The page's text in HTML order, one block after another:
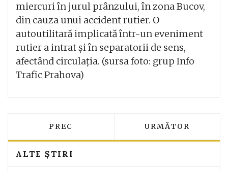
miercuri în jurul prânzului, în zona Bucov,
din cauza unui accident rutier. O
autoutilitară implicată într-un eveniment
rutier a intrat și în separatorii de sens,
afectând circulația. (sursa foto: grup Info
Trafic Prahova)
ARTICOL PRECEDENT: CRIMĂ ÎN
PREC ARTICOLUL
URMĂTOR
ALTE ȘTIRI